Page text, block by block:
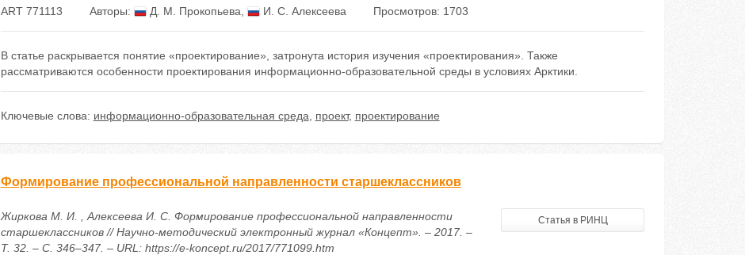
ART 771113 Авторы: Д. М. Прокопьева И. С. Алексеева Просмотров: 1703
В статье раскрывается понятие «проектирование», затронута история изучения «проектирования». Также
рассматриваются особенности проектирования информационно-образовательной среды в условиях Арктики.
Ключевые слова: информационно-образовательная среда проект, проектирование
Формирование профессиональной направленности старшеклассников
Жиркова М. И. , Алексеева И. С. Формирование профессиональной направленности
старшеклассников // Научно-методический электронный журнал «Концепт». – 2017. –
Т. 32. – С. 346–347. – URL: https://e-koncept.ru/2017/771099.htm
Статья в РИНЦ